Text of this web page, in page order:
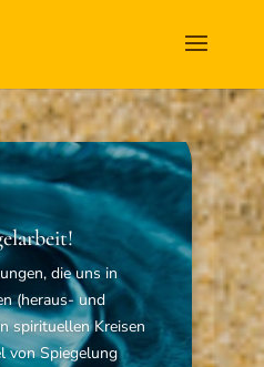
die uns in
(heraus- und
spirituellen Kreisen
von Spiegelung